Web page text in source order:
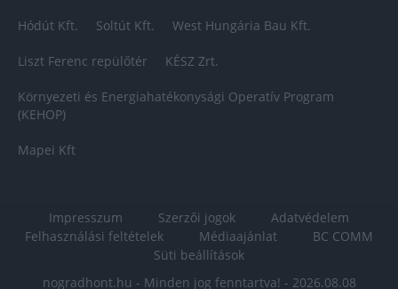
Hódút Kft. Soltút Kft. West Hungária Bau Kft.
Liszt Ferenc repülőtér KÉSZ Zrt.
Környezeti és Energiahatékonysági Operatív Program
(KEHOP)
Mapei Kft
Impresszum Szerzői jogok
Adatvédelem
Felhasználási feltételek
Médiaajánlat
BC COMM
Süti beállítások
nogradhont.hu - Minden jog fenntartva! - 2026.08.08